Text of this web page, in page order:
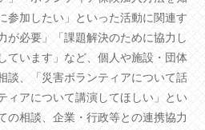
参加したい」といった活動に関連す
が必要」「課題解決のために協力し
ています」など、個人や施設・団体
談、「災害ボランティアについて話
ィアについて講演してほしい」とい
の相談、企業・行政等との連携協力